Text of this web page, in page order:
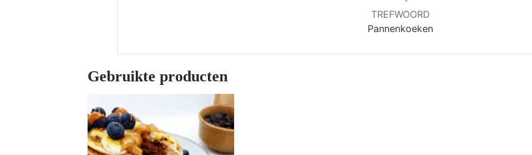
TREFWOORD
Pannenkoeken
Gebruikte producten
Toevoegen
wenslijst